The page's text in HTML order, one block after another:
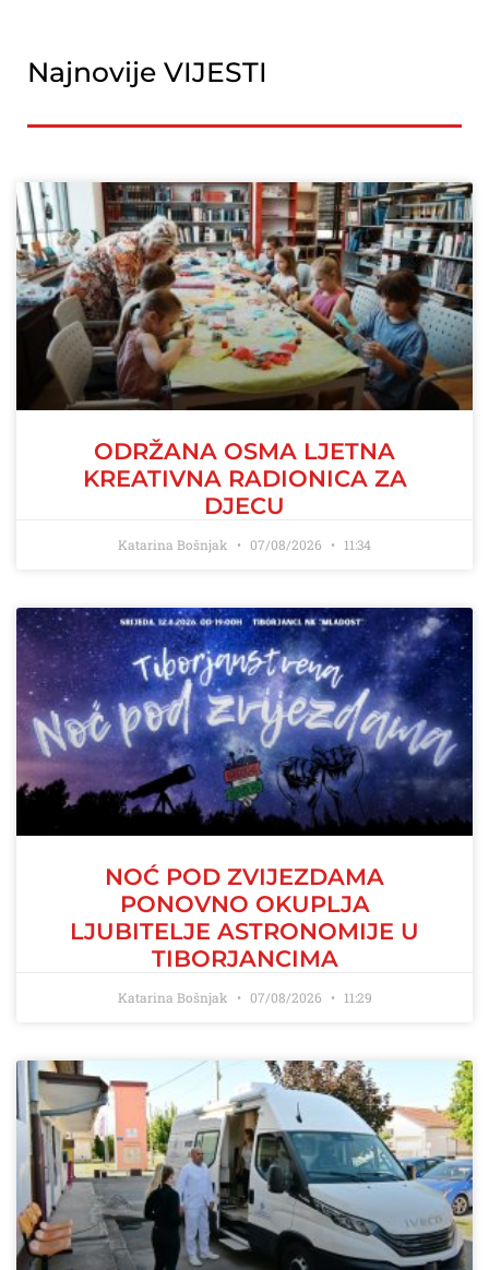
Najnovije VIJESTI
ODRŽANA OSMA LJETNA
KREATIVNA RADIONICA ZA
DJECU
Katarina Bošnjak 07/08/2026 11:34
NOĆ POD ZVIJEZDAMA
PONOVNO OKUPLJA
LJUBITELJE ASTRONOMIJE U
TIBORJANCIMA
Katarina Bošnjak 07/08/2026 11:29